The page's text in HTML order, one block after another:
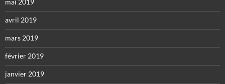
avril 2019
mars 2019
février 2019
janvier 2019